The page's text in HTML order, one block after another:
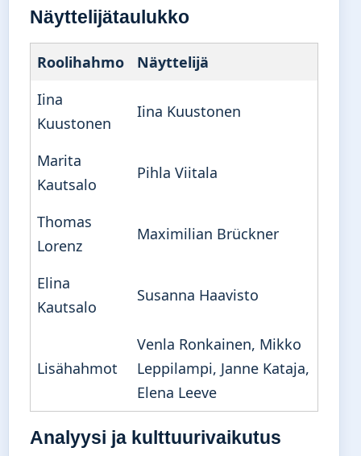
Näyttelijätaulukko
Roolihahmo
Näyttelijä
Iina
Kuustonen
Iina Kuustonen
Marita
Kautsalo
Pihla Viitala
Thomas
Lorenz
Maximilian Brückner
Elina
Kautsalo
Susanna Haavisto
Lisähahmot
Venla Ronkainen, Mikko
Leppilampi, Janne Kataja,
Elena Leeve
Analyysi ja kulttuurivaikutus